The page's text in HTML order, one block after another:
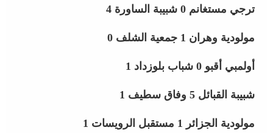
ترجي مستغانم 0 شبيبة الساورة 4
مولودية وهران 1 جمعية الشلف 0
أولمبي أقبو 0 شباب بلوزداد 1
شبيبة القبائل 5 وفاق سطيف 1
مولودية الجزائر 1 مستقبل الرويسات 1